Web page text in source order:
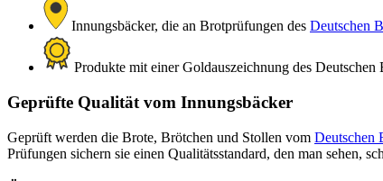
Innungsbäcker, die an Brotprüfungen des Deutschen
Produkte mit einer Goldauszeichnung des
Geprüfte Qualität vom Innungsbäcker
Geprüft werden die Brote, Brötchen und Stollen vom Deutschen
Prüfungen sichern sie einen Qualitätsstandard, den man sehen,